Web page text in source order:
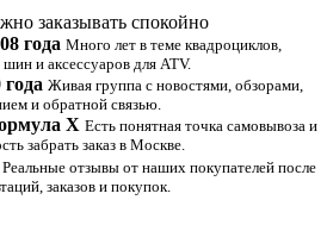
заказывать спокойно
года Много лет в теме квадроциклов,
шин и аксессуаров для ATV.
Живая группа с новостями, обзорами,
и обратной связью.
Х Есть понятная точка самовывоза и
забрать заказ в Москве.
Реальные отзывы от наших покупателей после
заказов и покупок.